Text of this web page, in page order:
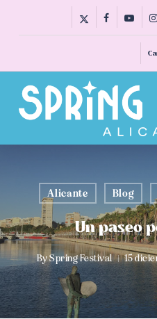
x-
facebookyoutube
Alicante Blog
Un paseo
BySpring Festival 15